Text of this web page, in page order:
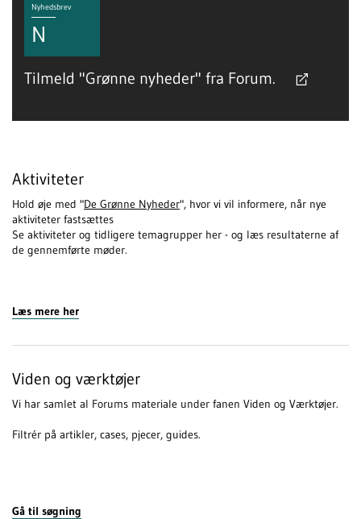
N
Nyhedsbrev
Tilmeld "Grønne nyheder" fra Forum.
Aktiviteter
Hold øje med "De Grønne Nyheder", hvor vi vil informere, når nye
aktiviteter fastsættes
Se aktiviteter og tidligere temagrupper her - og læs resultaterne af
de gennemførte møder.
Læs mere her
Viden og værktøjer
Vi har samlet al Forums materiale under fanen Viden og Værktøjer.
Filtrér på artikler, cases, pjecer, guides.
Gå til søgning